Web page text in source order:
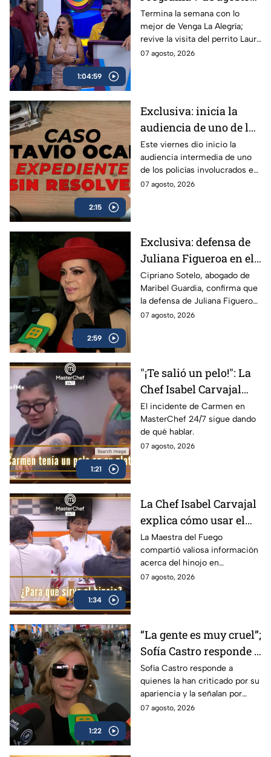
1:04:59
2026 Parte 2 | Zudikey
Rodríguez y Pato
Araujo regresan a
Exatlón México, el
Palabras
Termina la semana con lo
mejor de Venga La Alegría;
revive la visita del perrito Lauro
y conoce nuevos detalles del
07 agosto, 2026
2:15
Exclusiva: inicia la
audiencia de uno de los
policías implicados en
la muerte de Octavio
Ocaña
Este viernes dio inicio la
audiencia intermedia de uno
de los policías involucrados en
la muerte de Octavio Ocaña y
07 agosto, 2026
2:59
Exclusiva: defensa de
Juliana Figueroa en el
juicio intestamentario
de Joan Sebastián es la
misma que la de Imelda
Garza
Cipriano Sotelo, abogado de
Maribel Guardia, confirma que
la defensa de Juliana Figueroa
en el juicio intestamentario de
07 agosto, 2026
1:21
"¡Te salió un pelo!": La
Chef Isabel Carvajal
recuerda el terrible
accidente en la cocina
de Carmen en
MasterChef 24/7
El incidente de Carmen en
MasterChef 24/7 sigue dando
de qué hablar.
07 agosto, 2026
1:34
La Chef Isabel Carvajal
explica cómo usar el
hinojo para
aprovecharlo al
máximo en MasterChef
24/7
La Maestra del Fuego
compartió valiosa información
acerca del hinojo en
MasterChef 24/7.
07 agosto, 2026
1:22
“La gente es muy cruel”;
Sofía Castro responde a
quienes la critican por
su apariencia
Sofía Castro responde a
quienes la han criticado por su
apariencia y la señalan por
presuntamente haber
07 agosto, 2026